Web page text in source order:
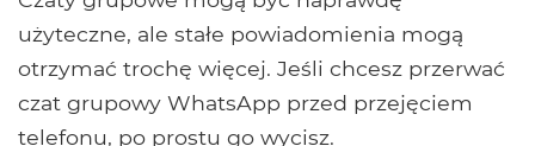
użyteczne, ale stałe powiadomienia mogą
otrzymać trochę więcej. Jeśli chcesz przerwać
czat grupowy WhatsApp przed przejęciem
telefonu, po prostu go wycisz.